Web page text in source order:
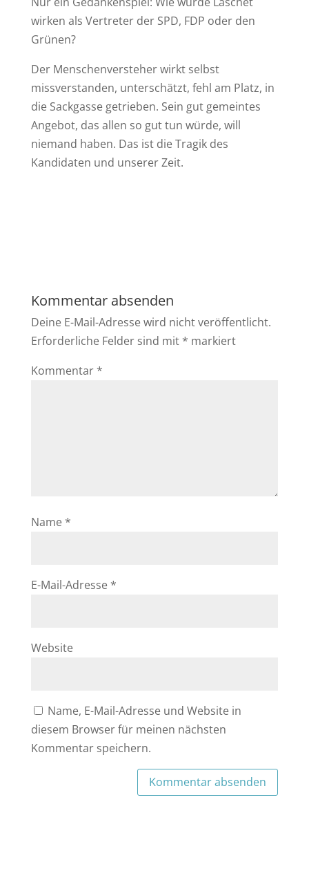
wirken als Vertreter der SPD, FDP oder den
Grünen?
Der Menschenversteher wirkt selbst
missverstanden, unterschätzt, fehl am Platz, in
die Sackgasse getrieben. Sein gut gemeintes
Angebot, das allen so gut tun würde, will
niemand haben. Das ist die Tragik des
Kandidaten und unserer Zeit.
Kommentar absenden
Deine E-Mail-Adresse wird nicht veröffentlicht.
Erforderliche Felder sind mit * markiert
Kommentar *
Name *
E-Mail-Adresse *
Website
Name, E-Mail-Adresse und Website in
diesem Browser für meinen nächsten
Kommentar speichern.